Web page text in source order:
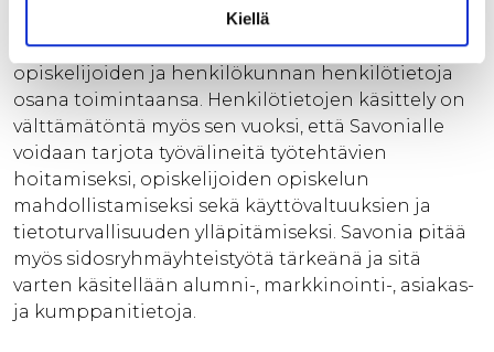
Kiellä
Savonia-ammattikorkeakoulu käsittelee
opiskelijoiden ja henkilökunnan henkilötietoja
osana toimintaansa. Henkilötietojen käsittely on
välttämätöntä myös sen vuoksi, että Savonialle
voidaan tarjota työvälineitä työtehtävien
hoitamiseksi, opiskelijoiden opiskelun
mahdollistamiseksi sekä käyttövaltuuksien ja
tietoturvallisuuden ylläpitämiseksi. Savonia pitää
myös sidosryhmäyhteistyötä tärkeänä ja sitä
varten käsitellään alumni-, markkinointi-, asiakas-
ja kumppanitietoja.